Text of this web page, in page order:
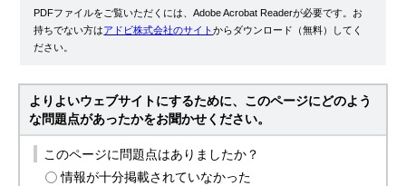
PDFファイルをご覧いただくには、Adobe Acrobat Readerが必要です。お
持ちでない方はアドビ株式会社のサイトからダウンロード（無料）してく
ださい。
よりよいウェブサイトにするために、このページにどのよう
な問題点があったかをお聞かせください。
このページに問題点はありましたか？
情報が十分掲載されていなかった